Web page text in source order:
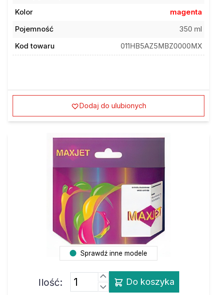
Kolor
magenta
Pojemność
350 ml
Kod towaru
011HB5AZ5MBZ0000MX
Dodaj do ulubionych
Sprawdź inne modele
Ilość: Do koszyka